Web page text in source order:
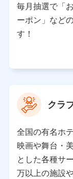
ドコモおよび
（各サービ
トの閲覧履歴
ータを分析し
上記に係る案
【当該個人デー
所・代表者名】
当該個人データ
り）
東京都千代田区
株式会社NTT
毎月抽選で「
ーポン」など
す！
クラ
全国の有名ホ
映画や舞台・
とした各種サ
万以上の施設